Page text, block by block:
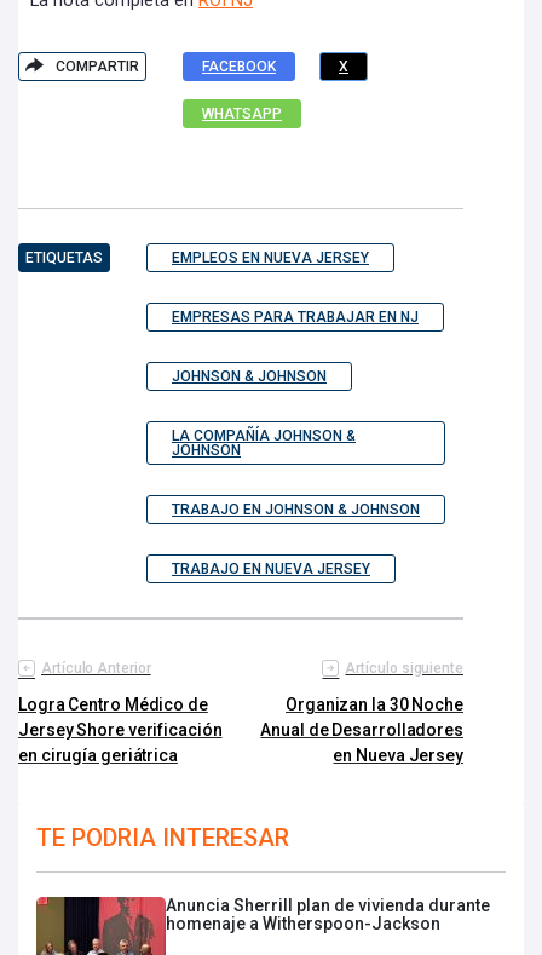
COMPARTIR FACEBOOK X
WHATSAPP
ETIQUETAS EMPLEOS EN NUEVA JERSEY
EMPRESAS PARA TRABAJAR EN NJ
JOHNSON & JOHNSON
LA COMPAÑÍA JOHNSON &
JOHNSON
TRABAJO EN JOHNSON & JOHNSON
TRABAJO EN NUEVA JERSEY
Artículo Anterior
Logra Centro Médico de
Jersey Shore verificación
en cirugía geriátrica
Artículo siguiente
Organizan la 30 Noche
Anual de Desarrolladores
en Nueva Jersey
TE PODRIA INTERESAR
Anuncia Sherrill plan de vivienda durante
homenaje a Witherspoon-Jackson